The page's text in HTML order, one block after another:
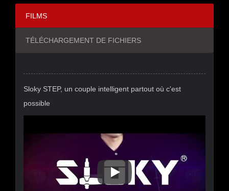
FILMS
TÉLÉCHARGEMENT DE FICHIERS
Sloky STEP, un couple intelligent partout où c'est
possible
Sloky STEP, Un Couple